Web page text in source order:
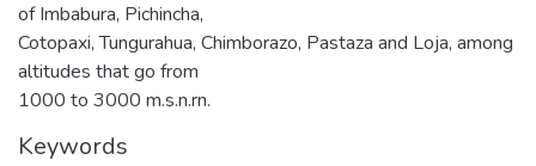
of Imbabura, Pichincha,
Cotopaxi, Tungurahua, Chimborazo, Pastaza and Loja, among
altitudes that go from
1000 to 3000 m.s.n.rn.
Keywords